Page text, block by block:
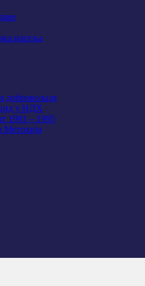
насеља
добровољци
у НДХ
1991 – 1995